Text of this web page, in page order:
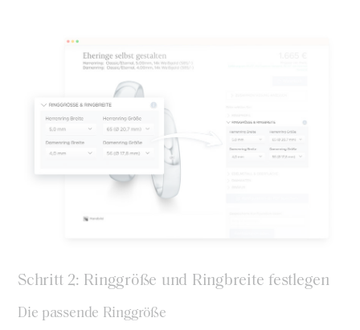
Schritt 2: Ringgröße und Ringbreite festlegen
Die passende Ringgröße